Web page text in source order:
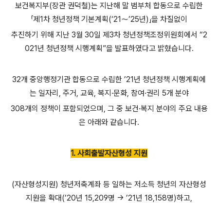
보건복지부(장관 권덕철)는 지난해 말 범부처 합동으로 수립한
「제1차 청년정책 기본계획(‘21～’25년)」을 차질없이
추진하기 위해 지난 3월 30일 제3차 청년정책조정위원회에서 “2
021년 청년정책 시행계획”을 발표하였다고 밝혔습니다.
32개 중앙행정기관 합동으로 수립한 ’21년 청년정책 시행계획에
는 일자리, 주거, 교육, 복지·문화, 참여·권리 5개 분야
308개의 정책이 포함되었으며, 그 중 보건·복지 분야의 주요 내용
은 아래와 같습니다.
1. 사회출발자산형성 지원
(자산형성지원) 청년저축계좌 등 일하는 저소득 청년의 자산형성
지원을 확대(’20년 15,209명 → ’21년 18,158명)하고,